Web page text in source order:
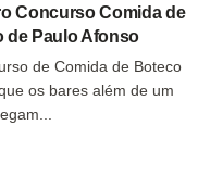
Concurso Comida de
de Paulo Afonso
de Comida de Boteco
os bares além de um